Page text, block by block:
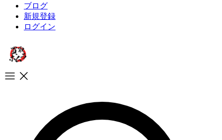
ブログ
新規登録
ログイン